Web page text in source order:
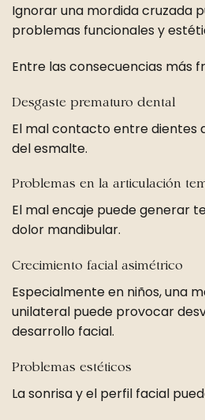
Ignorar una mordida cruzada
problemas funcionales y
Entre las consecuencias más
Desgaste prematuro dental
El mal contacto entre dientes
del esmalte.
Problemas en la articulación
El mal encaje puede generar
dolor mandibular.
Crecimiento facial asimétrico
Especialmente en niños, una
unilateral puede provocar
desarrollo facial.
Problemas estéticos
La sonrisa y el perfil facial